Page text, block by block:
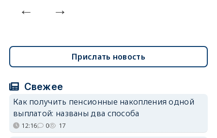
Прислать новость
Свежее
Как получить пенсионные накопления одной
выплатой: названы два способа
12:16 0 17